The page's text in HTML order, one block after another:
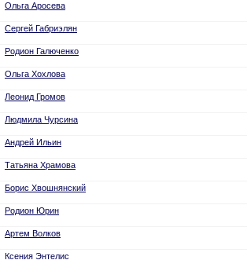
Ольга Аросева
Сергей Габриэлян
Родион Галюченко
Ольга Хохлова
Леонид Громов
Людмила Чурсина
Андрей Ильин
Татьяна Храмова
Борис Хвошнянский
Родион Юрин
Артем Волков
Ксения Энтелис